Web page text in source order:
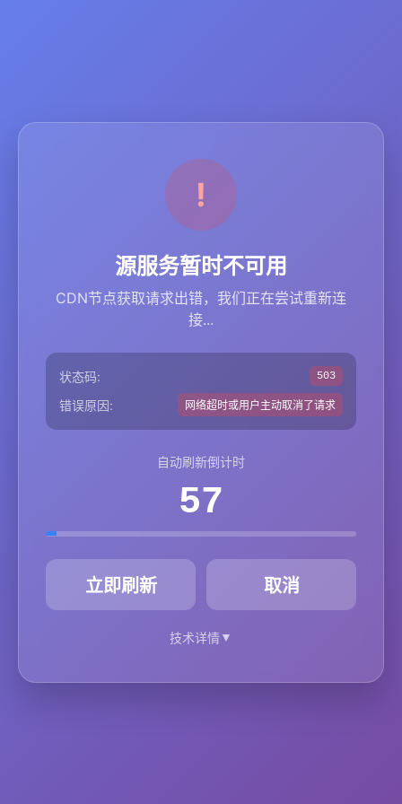
源服务暂时不可用
CDN节点获取请求出错，我们正在尝试重新连
接...
状态码: 503
错误原因: 网络超时或用户主动取消了请求
自动刷新倒计时
57
立即刷新 取消
技术详情▼